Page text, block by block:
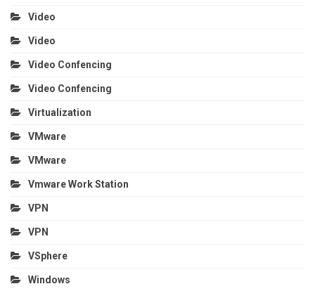
Video
Video
Video Confencing
Video Confencing
Virtualization
VMware
VMware
Vmware Work Station
VPN
VPN
VSphere
Windows